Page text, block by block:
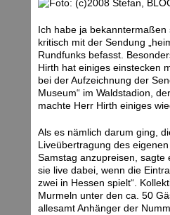
Ich habe ja
kritisch mit der Sendung
Rundfunks befasst.
Hirth hat einiges einstecken
bei der Aufzeichnung der
Museum“ im Waldstadion,
machte Herr Hirth einiges
Als es nämlich darum ging,
Liveübertragung des
Samstag anzupreisen, sagte
sie live dabei, wenn die
zwei in Hessen spielt“.
Murmeln unter den ca. 50
allesamt Anhänger der